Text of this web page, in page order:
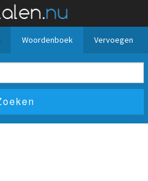
Woordenboek Vervoegen